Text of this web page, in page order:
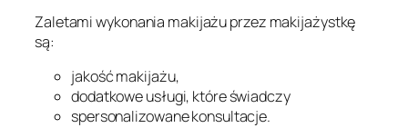
Zaletami wykonania makijażu przez makijażystkę
są:
jakość makijażu,
dodatkowe usługi, które świadczy
spersonalizowane konsultacje.